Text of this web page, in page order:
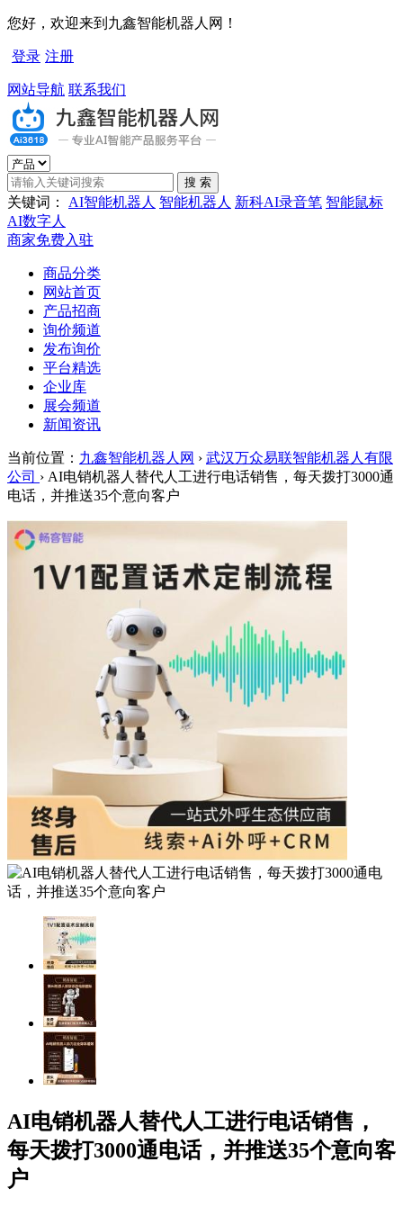
您好，欢迎来到九鑫智能机器人网！
登录 注册
网站导航 联系我们
关键词： AI智能机器人 智能机器人 新科AI录音笔 智能鼠标
AI数字人
商家免费入驻
商品分类
网站首页
产品招商
询价频道
发布询价
平台精选
企业库
展会频道
新闻资讯
当前位置： 九鑫智能机器人网 › 武汉万众易联智能机器人有限
公司 › AI电销机器人替代人工进行电话销售，每天拨打3000通
电话，并推送35个意向客户
AI电销机器人替代人工进行电话销售，
每天拨打3000通电话，并推送35个意向客
户